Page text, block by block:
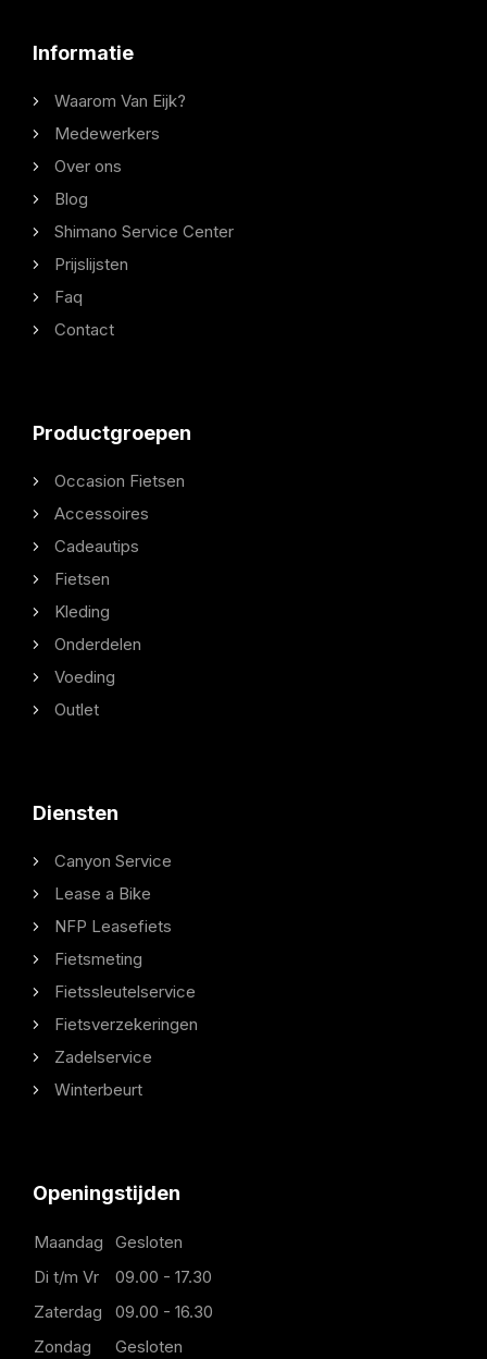
Informatie
Waarom Van Eijk?
Medewerkers
Over ons
Blog
Shimano Service Center
Prijslijsten
Faq
Contact
Productgroepen
Occasion Fietsen
Accessoires
Cadeautips
Fietsen
Kleding
Onderdelen
Voeding
Outlet
Diensten
Canyon Service
Lease a Bike
NFP Leasefiets
Fietsmeting
Fietssleutelservice
Fietsverzekeringen
Zadelservice
Winterbeurt
Openingstijden
Maandag
Gesloten
Di t/m Vr
09.00 - 17.30
Zaterdag
09.00 - 16.30
Zondag
Gesloten